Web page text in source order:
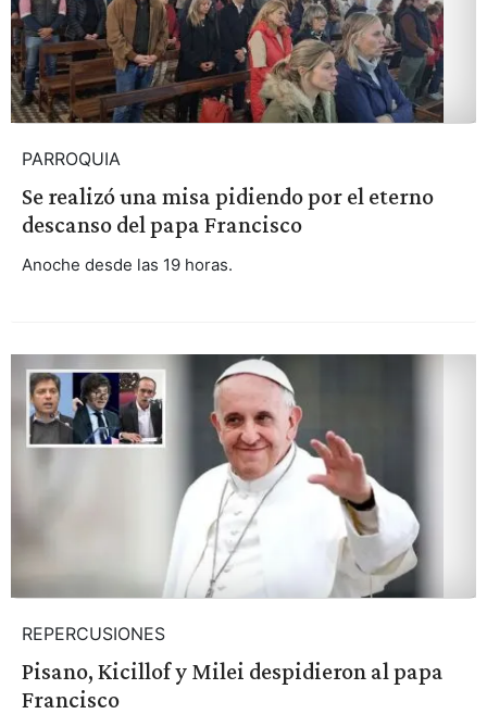
PARROQUIA
Se realizó una misa pidiendo por el eterno
descanso del papa Francisco
Anoche desde las 19 horas.
REPERCUSIONES
Pisano, Kicillof y Milei despidieron al papa
Francisco